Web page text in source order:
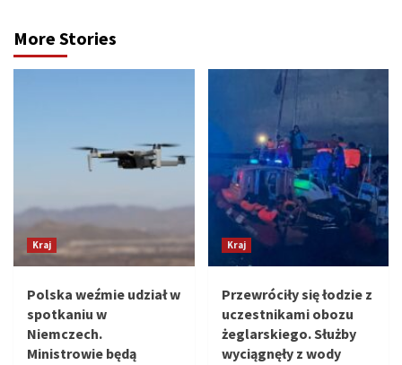
More Stories
Kraj
Polska weźmie udział w
spotkaniu w
Niemczech.
Ministrowie będą
Kraj
Przewróciły się łodzie z
uczestnikami obozu
żeglarskiego. Służby
wyciągnęły z wody